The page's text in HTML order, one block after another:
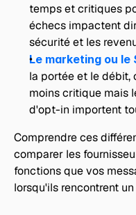
temps et critiques
échecs impactent
sécurité et les
Le marketing ou le
la portée et le débit,
moins critique mais
d'opt-in importent
Comprendre ces
comparer les
fonctions que vos
lorsqu'ils rencontrent